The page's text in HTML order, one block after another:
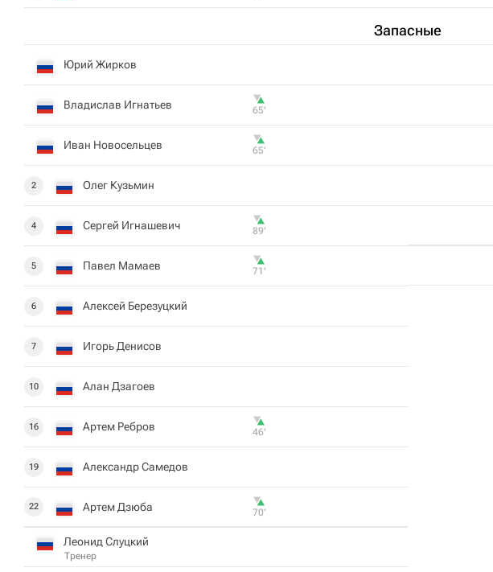
Запасные
Юрий Жирков
Владислав Игнатьев 65‎’‎
Иван Новосельцев 65‎’‎
2 Олег Кузьмин
4 Сергей Игнашевич 89‎’‎
5 Павел Мамаев 71‎’‎
6 Алексей Березуцкий
7 Игорь Денисов
10 Алан Дзагоев
16 Артем Ребров 46‎’‎
19 Александр Самедов
22 Артем Дзюба 70‎’‎
Леонид Слуцкий
Тренер